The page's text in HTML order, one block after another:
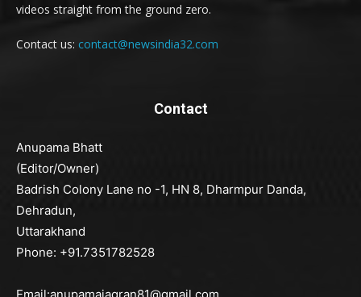
videos straight from the ground zero.
Contact us: contact@newsindia32.com
Contact
Anupama Bhatt
(Editor/Owner)
Badrish Colony Lane no -1, HN 8, Dharmpur Danda,
Dehradun,
Uttarakhand
Phone: +91.7351782528